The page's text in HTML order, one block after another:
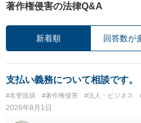
著作権侵害の法律Q&A
新着順 回答数が
支払い義務について相談です。
#名誉毀損 #著作権侵害 #法人・ビジネス
2026年8月1日